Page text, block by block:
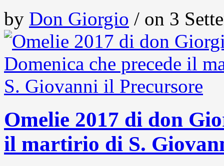
by Don Giorgio / on 3
Omelie 2017 di don
il martirio di S.